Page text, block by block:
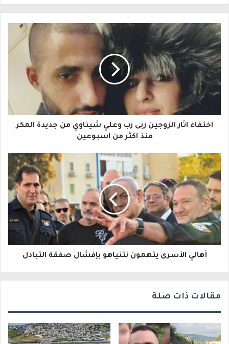
ب
ر
ي
د
ك
ا
إ
ل
ك
ت
ر
و
اختفاء اثار الزوجين ربى رب وعلي شيناوي من جديدة المكر
منذ اكثر من اسبوعين
أهالي الأسرى يتهمون نتنياهو بإفشال صفقة التبادل
مقالات ذات صلة